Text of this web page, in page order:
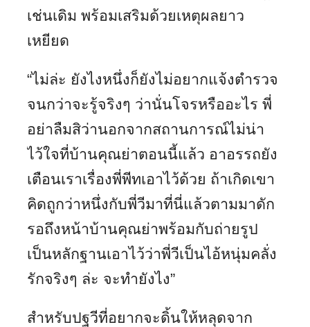
เช่นเดิม พร้อมเสริมด้วยเหตุผลยาว
เหยียด
“ไม่ล่ะ ยังไงหนึ่งก็ยังไม่อยากแจ้งตำรวจ
จนกว่าจะรู้จริงๆ ว่านั่นโจรหรืออะไร พี่
อย่าลืมสิว่านอกจากสถานการณ์ไม่น่า
ไว้ใจที่บ้านคุณย่าตอนนี้แล้ว อาอรรถยัง
เตือนเราเรื่องพี่พีทเอาไว้ด้วย ถ้าเกิดเขา
คิดถูกว่าหนึ่งกับพี่วีมาที่นี่แล้วตามมาดัก
รอถึงหน้าบ้านคุณย่าพร้อมกับถ่ายรูป
เป็นหลักฐานเอาไว้ว่าพี่วีเป็นไอ้หนุ่มคลั่ง
รักจริงๆ ล่ะ จะทำยังไง”
สำหรับปฐวีที่อยากจะดิ้นให้หลุดจาก